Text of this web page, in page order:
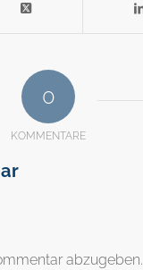
0
KOMMENTARE
abzugeben.